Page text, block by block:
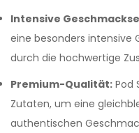
Intensive
eine besonders intensive
durch die hochwertige
Premium-Qualität: Pod
Zutaten, um eine
authentischen